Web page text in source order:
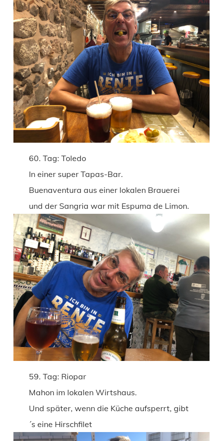
60. Tag: Toledo
In einer super Tapas-Bar.
Buenaventura aus einer lokalen Brauerei
und der Sangria war mit Espuma de Limon.
59. Tag: Riopar
Mahon im lokalen Wirtshaus.
Und später, wenn die Küche aufsperrt, gibt
´s eine Hirschfilet